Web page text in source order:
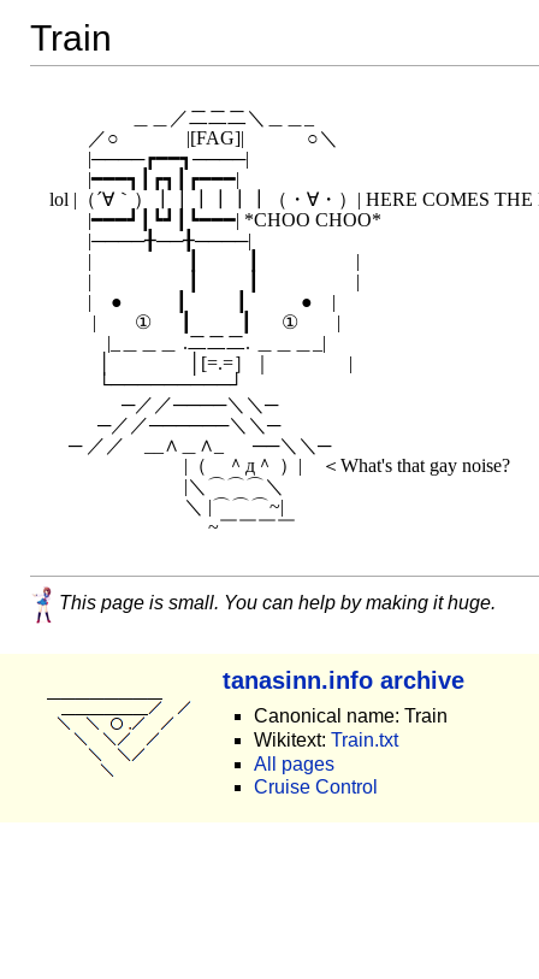
Train
＿＿／二二二＼＿＿_
／○　 　 　|[FAG]| 　　　○＼
|────┏━━┓────|
|━━━┓┃┏┓┃┏━━━|
lol |（´∀｀）┃┃┃┃┃┃（・∀・）| HERE COMES THE
|━━━┛┃┗┛┃┗━━━| *CHOO CHOO*
|────╂──╂────|
|　 　 　 　 ┃ 　 　┃ 　 　 　 　|
|　 　 　 　 ┃ 　 　┃ 　 　 　 　|
|　● 　 　 ┃ 　 　┃ 　 　 ●　|
|　　① 　 ┃ 　 　┃ 　 ①　　|
|_＿＿＿ .二二二. ＿＿＿_|
│　　　　│[=.=］｜　　　　|
└─────────┘
─／／────＼＼─
─／／──────＼＼─
─ ／／　__∧＿∧_ 　 ──＼＼─
|（　＾д＾ ）|　＜What's that gay noise?
|＼⌒⌒⌒＼
＼ |⌒⌒⌒~|
This page is small. You can help by making it huge.
tanasinn.info archive
Canonical name: Train
Wikitext: Train.txt
All pages
Cruise Control